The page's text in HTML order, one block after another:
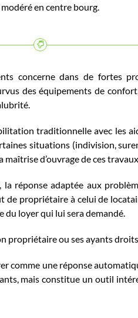
en centre bourg.
concerne dans de fortes
des équipements de
traditionnelle avec les
situations (indivision,
d’ouvrage de ces
la réponse adaptée aux
de propriétaire à celui de
du loyer qui lui sera demandé.
propriétaire ou ses ayants
comme une réponse
mais constitue un outil